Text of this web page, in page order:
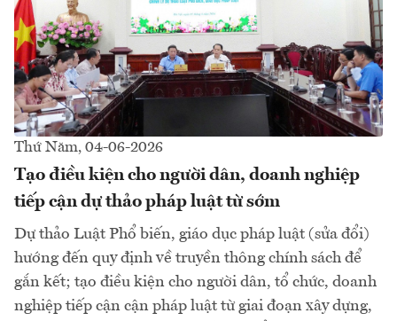
Thứ Năm, 04-06-2026
Tạo điều kiện cho người dân, doanh nghiệp
tiếp cận dự thảo pháp luật từ sớm
Dự thảo Luật Phổ biến, giáo dục pháp luật (sửa đổi)
hướng đến quy định về truyền thông chính sách để
gắn kết; tạo điều kiện cho người dân, tổ chức, doanh
nghiệp tiếp cận cận pháp luật từ giai đoạn xây dựng,